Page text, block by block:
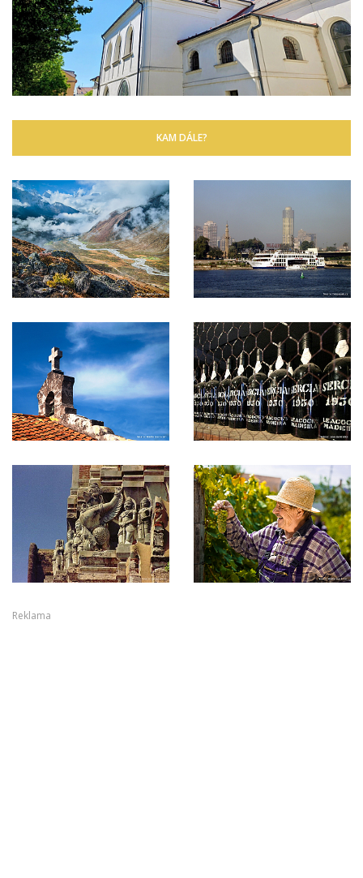
KAM DÁLE?
Reklama